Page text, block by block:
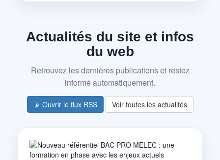
Actualités du site et infos
du web
Retrouvez les dernières publications et restez
informé automatiquement.
📡 Ouvrir le flux RSS Voir toutes les actualités